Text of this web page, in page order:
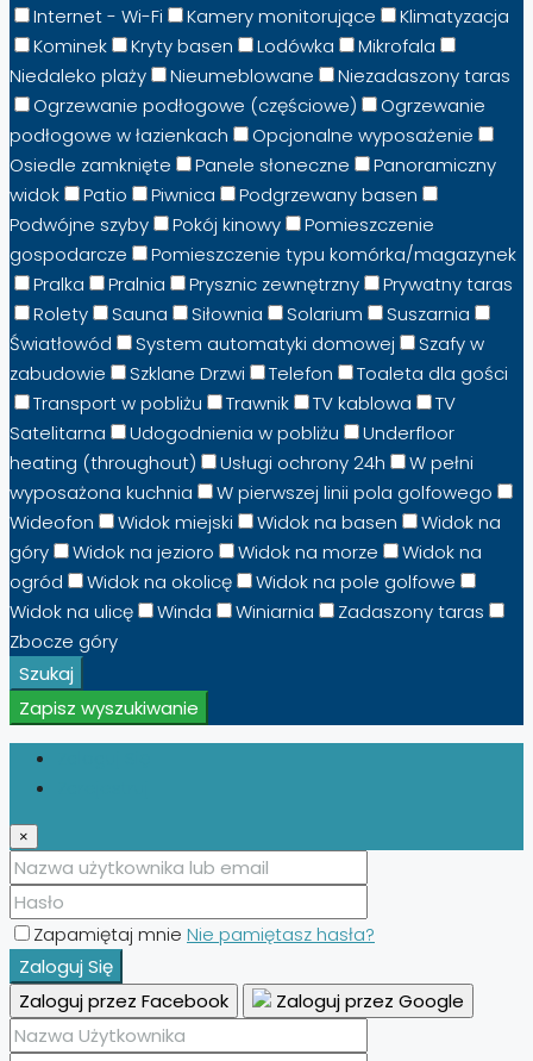
Internet - Wi-Fi
Kamery monitorujące
Klimatyzacja
Kominek
Kryty basen Lodówka
Mikrofala
Niedaleko plaży
Nieumeblowane
Niezadaszony taras
Ogrzewanie podłogowe (częściowe)
Ogrzewanie
podłogowe w łazienkach
Opcjonalne wyposażenie
Osiedle zamknięte
Panele słoneczne
Panoramiczny
widok
Patio Piwnica
Podgrzewany basen
Podwójne szyby
Pokój kinowy
Pomieszczenie
gospodarcze
Pomieszczenie typu komórka/magazynek
Pralka
Pralnia Prysznic zewnętrzny
Prywatny taras
Rolety
Sauna Siłownia Solarium
Suszarnia
Światłowód
System automatyki domowej
Szafy w
zabudowie
Szklane Drzwi Telefon
Toaleta dla gości
Transport w pobliżu
Trawnik TV kablowa
TV
Satelitarna
Udogodnienia w pobliżu
Underfloor
heating (throughout)
Usługi ochrony 24h
W pełni
wyposażona kuchnia
W pierwszej linii pola golfowego
Wideofon
Widok miejski Widok na basen
Widok na
góry
Widok na jezioro Widok na morze
Widok na
ogród
Widok na okolicę
Widok na pole golfowe
Widok na ulicę
Winda Winiarnia
Zadaszony taras
Zbocze góry
Szukaj
Zapisz wyszukiwanie
×
Zapamiętaj mnie Nie pamiętasz hasła?
Zaloguj Się
Zaloguj przez Facebook
Zaloguj przez Google